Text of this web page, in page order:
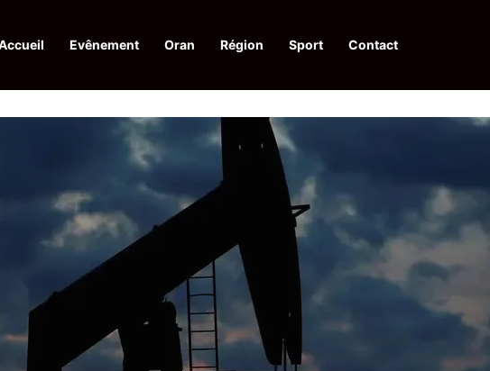
Evênement Oran Région Sport Contact
: l’Algérie appelle à une action collective